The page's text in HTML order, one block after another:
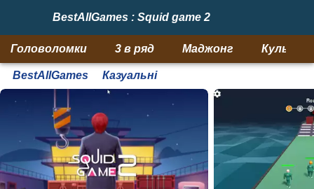
BestAllGames : Squid game 2
Головоломки 3 в ряд Маджонг Кульки
BestAllGames Казуальні